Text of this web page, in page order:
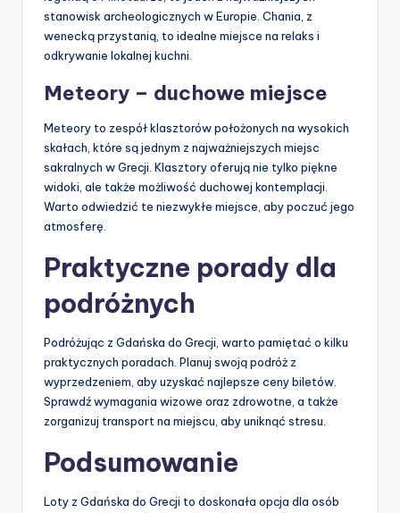
stanowisk archeologicznych w Europie. Chania, z
wenecką przystanią, to idealne miejsce na relaks i
odkrywanie lokalnej kuchni.
Meteory – duchowe miejsce
Meteory to zespół klasztorów położonych na wysokich
skałach, które są jednym z najważniejszych miejsc
sakralnych w Grecji. Klasztory oferują nie tylko piękne
widoki, ale także możliwość duchowej kontemplacji.
Warto odwiedzić te niezwykłe miejsce, aby poczuć jego
atmosferę.
Praktyczne porady dla
podróżnych
Podróżując z Gdańska do Grecji, warto pamiętać o kilku
praktycznych poradach. Planuj swoją podróż z
wyprzedzeniem, aby uzyskać najlepsze ceny biletów.
Sprawdź wymagania wizowe oraz zdrowotne, a także
zorganizuj transport na miejscu, aby uniknąć stresu.
Podsumowanie
Loty z Gdańska do Grecji to doskonała opcja dla osób